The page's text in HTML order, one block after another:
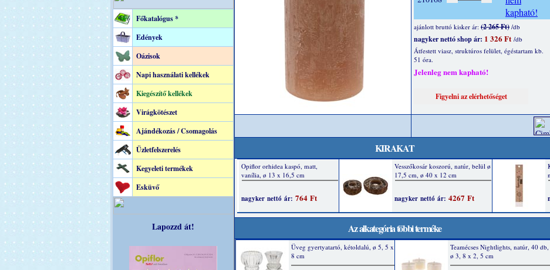
Főkatalógus *
Edények
Oázisok
Napi használati kellékek
Kiegészítő kellékek
Virágkötészet
Ajándékozás / Csomagolás
Üzletfelszerelés
Kegyeleti termékek
Esküvő
Lapozzd át!
ajánlott bruttó kisker ár: (2 265 Ft) /db
nagyker nettó shop ár: 1 326 Ft /db
Átfestett viasz, struktúros felület, égéstartam kb.
51 óra.
Jelenleg nem kapható!
KIRAKAT
Az alkategória többi terméke
Üveg gyertyatartó, kétoldalú, ø 5, 5 x
8 cm
Teamécses Nightlights, natúr, 40 db,
ø 3, 8 x 2, 5 cm